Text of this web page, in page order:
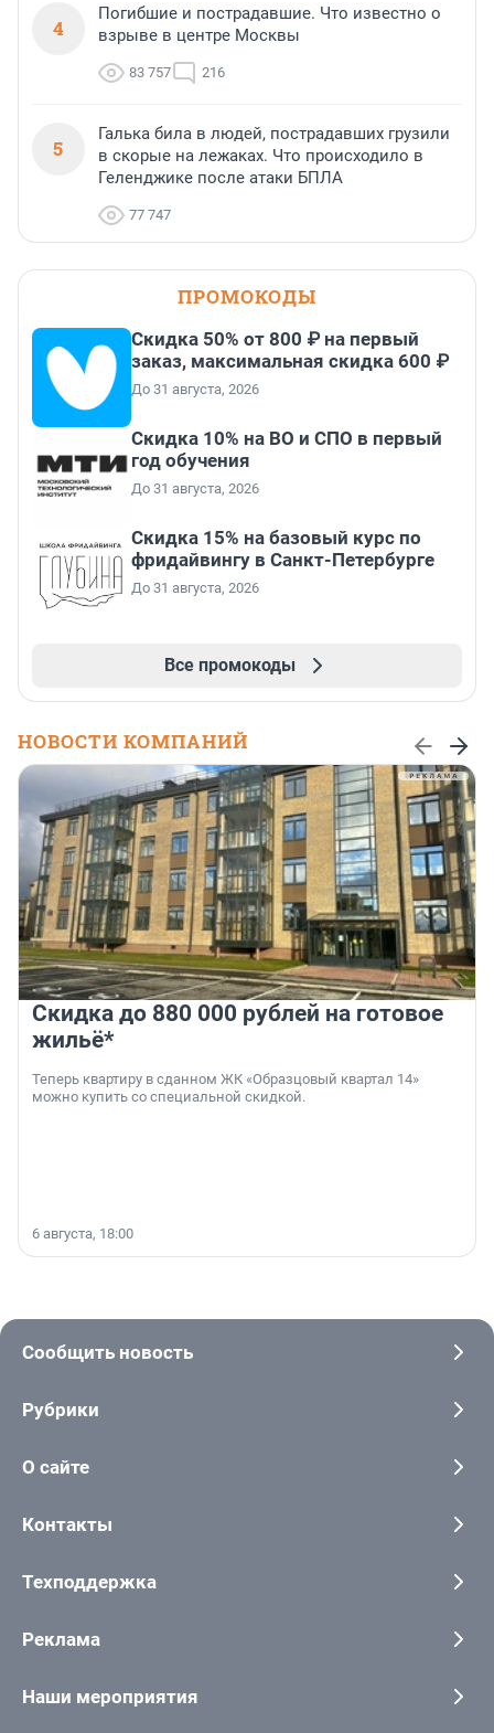
4
Погибшие и пострадавшие. Что известно о
взрыве в центре Москвы
83 757 216
5
Галька била в людей, пострадавших грузили
в скорые на лежаках. Что происходило в
Геленджике после атаки БПЛА
77 747
ПРОМОКОДЫ
Скидка 50% от 800 ₽ на первый
заказ, максимальная скидка 600 ₽
До 31 августа, 2026
Скидка 10% на ВО и СПО в первый
год обучения
До 31 августа, 2026
Скидка 15% на базовый курс по
фридайвингу в Санкт-Петербурге
До 31 августа, 2026
Все промокоды
НОВОСТИ КОМПАНИЙ
Скидка до 880 000 рублей на готовое
жильё*
Теперь квартиру в сданном ЖК «Образцовый квартал 14»
можно купить со специальной скидкой.
6 августа, 18:00
Сообщить новость
Рубрики
О сайте
Контакты
Техподдержка
Реклама
Наши мероприятия